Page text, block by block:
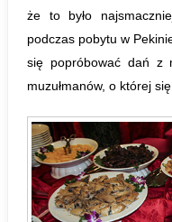
że to było
podczas pobytu w
się popróbować dań z
muzułmanów, o której